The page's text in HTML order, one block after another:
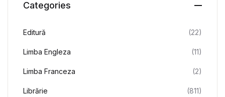
Categories
Editură (22)
Limba Engleza (11)
Limba Franceza (2)
Librărie (811)